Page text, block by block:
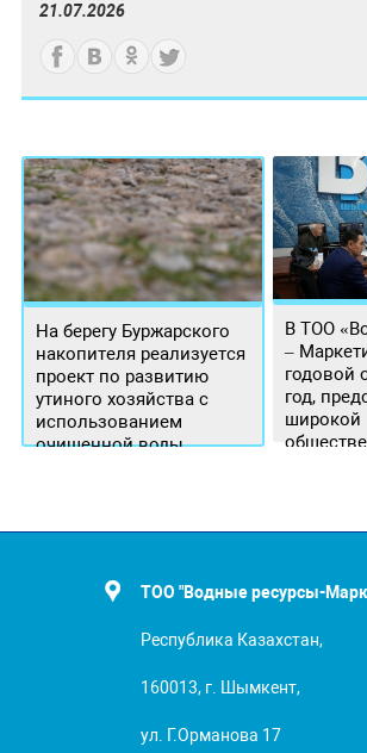
21.07.2026
На берегу Буржарского
накопителя реализуется
проект по развитию
утиного хозяйства с
использованием
очищенной воды
В ТОО
–
годовой
год,
широкой
ТОО "Водные ресурсы-
Республика Казахстан,
160013, г. Шымкент,
ул. Г.Орманова 17